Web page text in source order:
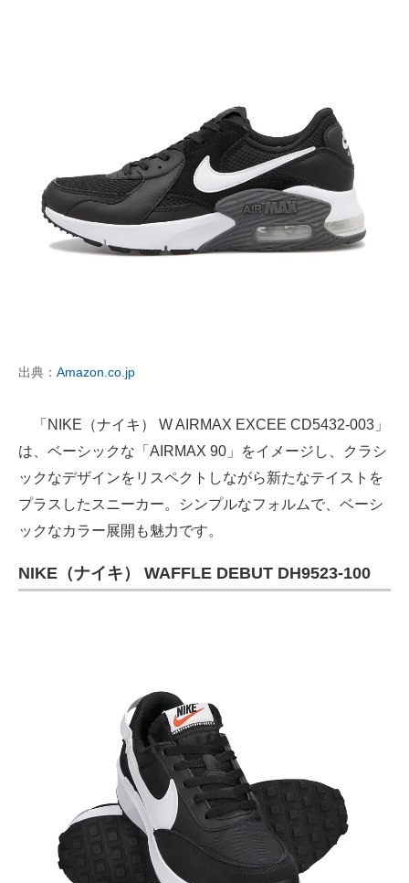
出典： Amazon.co.jp
「NIKE（ナイキ） W AIRMAX EXCEE CD5432-003」
は、ベーシックな「AIRMAX 90」をイメージし、クラシ
ックなデザインをリスペクトしながら新たなテイストを
プラスしたスニーカー。シンプルなフォルムで、ベーシ
ックなカラー展開も魅力です。
NIKE（ナイキ） WAFFLE DEBUT DH9523-100